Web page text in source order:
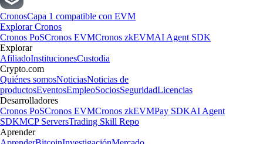
CronosCapa 1 compatible con EVM
Explorar Cronos
Cronos PoSCronos EVMCronos zkEVMAI Agent SDK
Explorar
AfiliadoInstitucionesCustodia
Crypto.com
Quiénes somosNoticiasNoticias de
productosEventosEmpleoSociosSeguridadLicencias
Desarrolladores
Cronos PoSCronos EVMCronos zkEVMPay SDKAI Agent
SDKMCP ServersTrading Skill Repo
Aprender